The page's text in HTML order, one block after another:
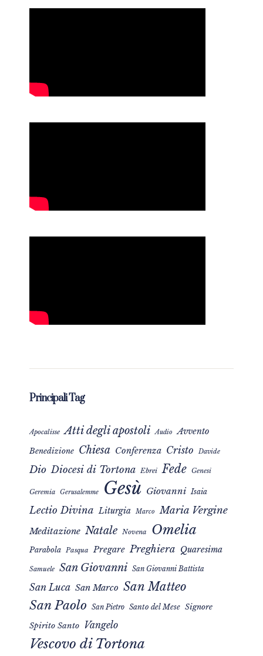
Principali Tag
Apocalisse Atti degli apostoli Audio Avvento
Benedizione Chiesa Conferenza Cristo Davide
Dio Diocesi di Tortona Ebrei Fede Genesi
Geremia Gerusalemme Gesù Giovanni Isaia
Lectio Divina Liturgia Marco Maria Vergine
Meditazione Natale Novena Omelia
Parabola Pasqua Pregare Preghiera Quaresima
Samuele San Giovanni San Giovanni Battista
San Luca San Marco San Matteo
San Paolo San Pietro Santo del Mese Signore
Spirito Santo Vangelo
Vescovo di Tortona